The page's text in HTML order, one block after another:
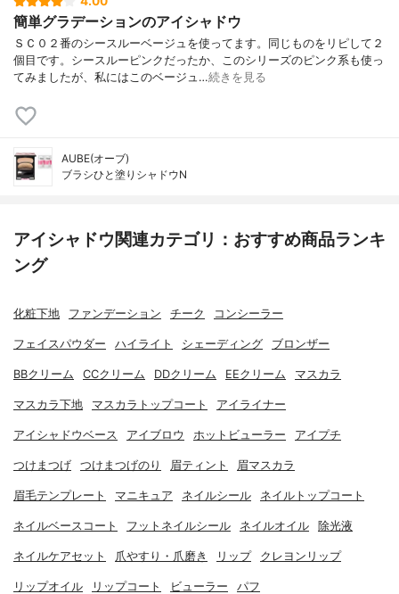
簡単グラデーションのアイシャドウ
ＳＣ０２番のシースルーベージュを使ってます。同じものをリピして２
個目です。シースルーピンクだったか、このシリーズのピンク系も使っ
てみましたが、私にはこのベージュ…続きを見る
AUBE(オーブ)
ブラシひと塗りシャドウN
アイシャドウ関連カテゴリ：おすすめ商品ランキ
ング
化粧下地 ファンデーション チーク コンシーラー
フェイスパウダー ハイライト シェーディング ブロンザー
BBクリーム CCクリーム DDクリーム EEクリーム マスカラ
マスカラ下地 マスカラトップコート アイライナー
アイシャドウベース アイブロウ ホットビューラー アイプチ
つけまつげ つけまつげのり 眉ティント 眉マスカラ
眉毛テンプレート マニキュア ネイルシール ネイルトップコート
ネイルベースコート フットネイルシール ネイルオイル 除光液
ネイルケアセット 爪やすり・爪磨き リップ クレヨンリップ
リップオイル リップコート ビューラー パフ